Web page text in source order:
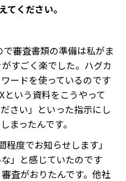
ください。
審査書類の準備は私がま
すごく楽でした。ハグカ
ードを使っているのです
という資料をこうやって
さい」といった指示にし
まったんです。
度でお知らせします」
」と感じていたのです
査がおりたんです。他社